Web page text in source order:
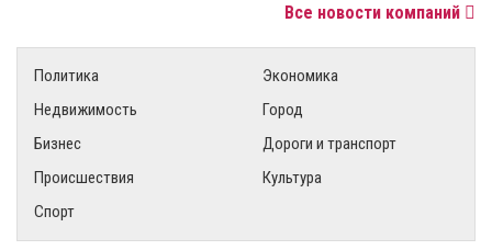
Все новости компаний
Политика
Экономика
Недвижимость
Город
Бизнес
Дороги и транспорт
Происшествия
Культура
Спорт